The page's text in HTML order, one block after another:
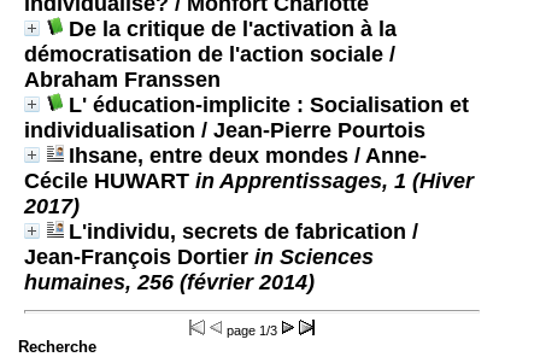
De la critique de l'activation à la
démocratisation de l'action sociale /
Abraham Franssen
L' éducation-implicite : Socialisation et
individualisation / Jean-Pierre Pourtois
Ihsane, entre deux mondes / Anne-
Cécile HUWART in Apprentissages, 1 (Hiver
2017)
L'individu, secrets de fabrication /
Jean-François Dortier in Sciences
humaines, 256 (février 2014)
page 1/3
Recherche